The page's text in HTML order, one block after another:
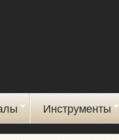
Инструменты